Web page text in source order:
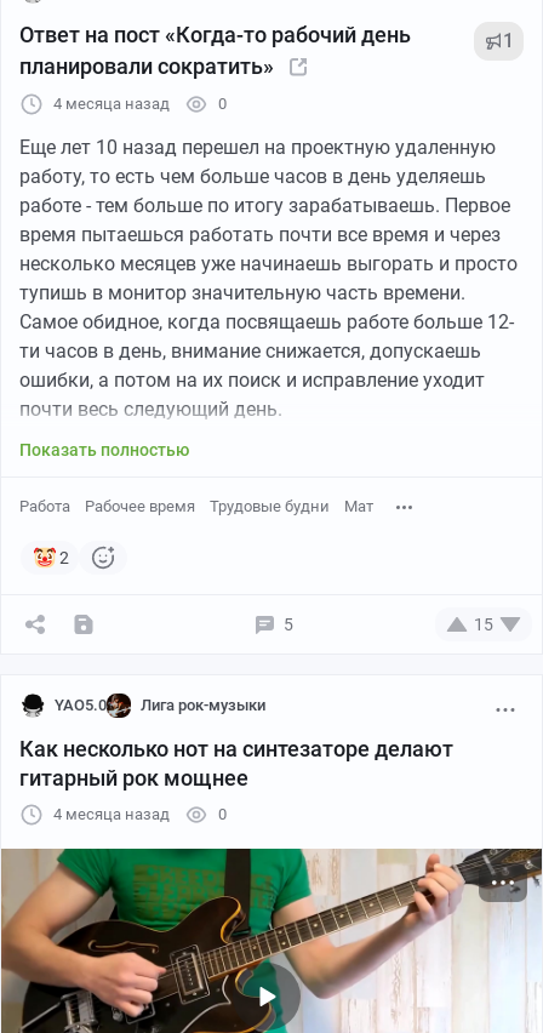
Ответ на пост «Когда-то рабочий день
планировали сократить»
1
4 месяца назад 0
Еще лет 10 назад перешел на проектную удаленную
работу, то есть чем больше часов в день уделяешь
работе - тем больше по итогу зарабатываешь. Первое
время пытаешься работать почти все время и через
несколько месяцев уже начинаешь выгорать и просто
тупишь в монитор значительную часть времени.
Самое обидное, когда посвящаешь работе больше 12-
ти часов в день, внимание снижается, допускаешь
ошибки, а потом на их поиск и исправление уходит
почти весь следующий день.
Показать полностью
Работа Рабочее время Трудовые будни Мат
2
5 15
YAO5.0 Лига рок-музыки
Как несколько нот на синтезаторе делают
гитарный рок мощнее
4 месяца назад 0